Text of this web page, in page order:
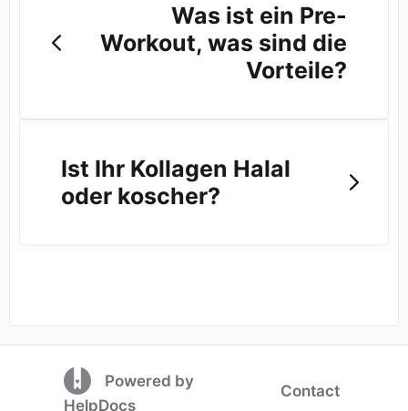
Was ist ein Pre-
Workout, was sind die
Vorteile?
Ist Ihr Kollagen Halal
oder koscher?
(opens in a new tab)
Powered by
HelpDocs
Contact